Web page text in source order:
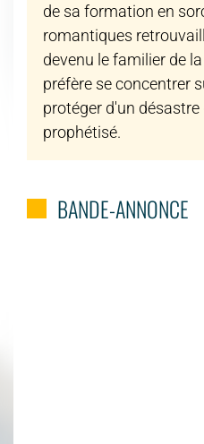
de sa formation en
romantiques
devenu le familier de la
préfère se concentrer
protéger d'un désastre
prophétisé.
BANDE-ANNONCE